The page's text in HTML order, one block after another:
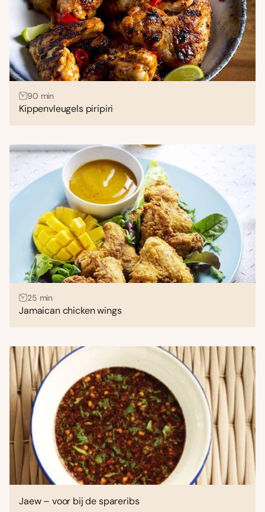
90 min
Kippenvleugels piripiri
25 min
Jamaican chicken wings
Jaew – voor bij de spareribs